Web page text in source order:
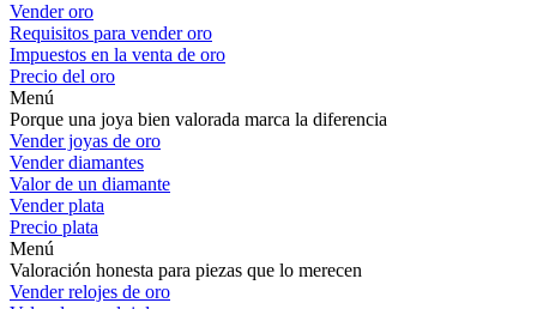
Vender oro
Requisitos para vender oro
Impuestos en la venta de oro
Precio del oro
Menú
Porque una joya bien valorada marca la diferencia
Vender joyas de oro
Vender diamantes
Valor de un diamante
Vender plata
Precio plata
Menú
Valoración honesta para piezas que lo merecen
Vender relojes de oro